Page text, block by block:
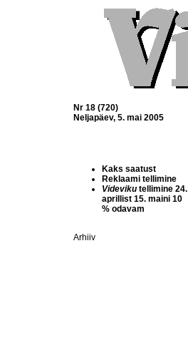
Nr 18 (720)
Neljapäev, 5. mai 2005
Kaks saatust
Reklaami tellimine
Videviku tellimine 24.
aprillist 15. maini 10
% odavam
Arhiiv